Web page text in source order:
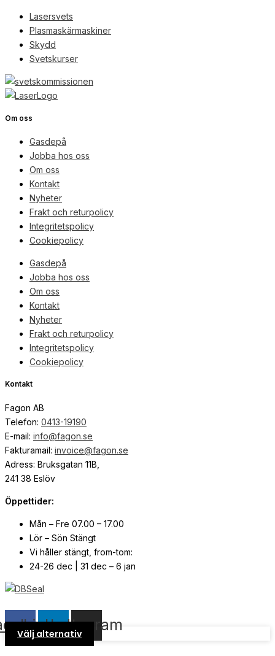
Lasersvets
Plasmaskärmaskiner
Skydd
Svetskurser
Om oss
Gasdepå
Jobba hos oss
Om oss
Kontakt
Nyheter
Frakt och returpolicy
Integritetspolicy
Cookiepolicy
Gasdepå
Jobba hos oss
Om oss
Kontakt
Nyheter
Frakt och returpolicy
Integritetspolicy
Cookiepolicy
Kontakt
Fagon AB
Telefon: 0413-19190
E-mail: info@fagon.se
Fakturamail: invoice@fagon.se
Adress: Bruksgatan 11B,
241 38 Eslöv
Öppettider:
Mån – Fre 07.00 – 17.00
Lör – Sön Stängt
Vi håller stängt, from-tom:
24-26 dec | 31 dec – 6 jan
Linkedin
Instagram
Välj alternativ